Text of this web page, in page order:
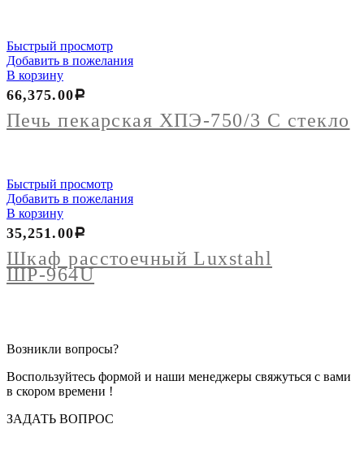
Быстрый просмотр
Добавить в пожелания
В корзину
Печь пекарская ХПЭ-750/3 С стекло
66,375.00Р
Быстрый просмотр
Добавить в пожелания
В корзину
Шкаф расстоечный Luxstahl
ШР-964U
35,251.00Р
Возникли вопросы?
Воспользуйтесь формой и наши менеджеры свяжуться с вами
в скором времени !
ЗАДАТЬ ВОПРОС